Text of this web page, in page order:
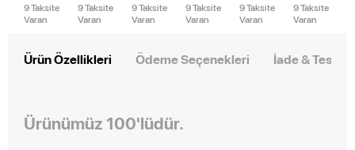
9 Taksite
Varan
9 Taksite
Varan
9 Taksite
Varan
9 Taksite
Varan
9 Taksite
Varan
9 Taksite
Varan
Ürün Özellikleri Ödeme Seçenekleri İade &
Ürünümüz 100'lüdür.